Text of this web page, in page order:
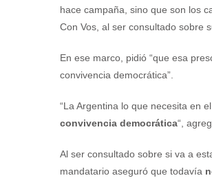
hace campaña, sino que son los
Con Vos, al ser consultado sobre
En ese marco, pidió “que esa
convivencia democrática”.
“La Argentina lo que necesita en
convivencia democrática“,
Al ser consultado sobre si va a
mandatario aseguró que todavía